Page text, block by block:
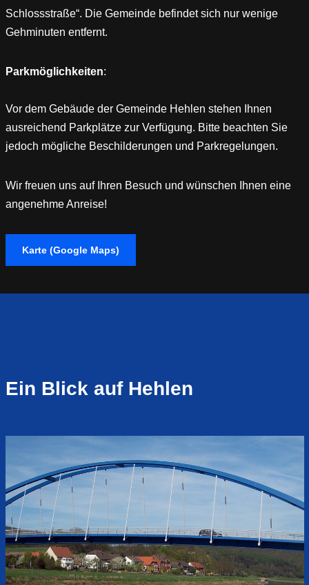
Schlossstraße“. Die Gemeinde befindet sich nur wenige
Gehminuten entfernt.
Parkmöglichkeiten:
Vor dem Gebäude der Gemeinde Hehlen stehen Ihnen
ausreichend Parkplätze zur Verfügung. Bitte beachten Sie
jedoch mögliche Beschilderungen und Parkregelungen.
Wir freuen uns auf Ihren Besuch und wünschen Ihnen eine
angenehme Anreise!
Karte (Google Maps)
Ein Blick auf Hehlen